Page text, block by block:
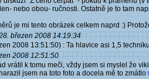
nebo obou- ručnosti. Ostatně je to tam
je mi tento obrázek celkem naprd :)
březen 2008 14:19:34
2008 13:51:50) : Ta hlavice asi 1,5
2008 12:51:50
vrátil k tomu meči, vždy jsem si myslel že
jsem na toto foto a docela mě to zmátlo